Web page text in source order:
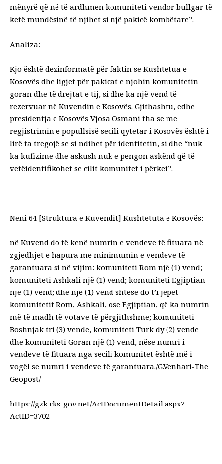
mënyrë që në të ardhmen komuniteti vendor bullgar të
ketë mundësinë të njihet si një pakicë kombëtare”.
Analiza:
Kjo është dezinformatë për faktin se Kushtetua e
Kosovës dhe ligjet për pakicat e njohin komunitetin
goran dhe të drejtat e tij, si dhe ka një vend të
rezervuar në Kuvendin e Kosovës. Gjithashtu, edhe
presidentja e Kosovës Vjosa Osmani tha se me
regjistrimin e popullsisë secili qytetar i Kosovës është i
lirë ta tregojë se si ndihet për identitetin, si dhe “nuk
ka kufizime dhe askush nuk e pengon askënd që të
vetëidentifikohet se cilit komunitet i përket”.
Neni 64 [Struktura e Kuvendit] Kushtetuta e Kosovës:
në Kuvend do të kenë numrin e vendeve të fituara në
zgjedhjet e hapura me minimumin e vendeve të
garantuara si në vijim: komuniteti Rom një (1) vend;
komuniteti Ashkali një (1) vend; komuniteti Egjiptian
një (1) vend; dhe një (1) vend shtesë do t’i jepet
komunitetit Rom, Ashkali, ose Egjiptian, që ka numrin
më të madh të votave të përgjithshme; komuniteti
Boshnjak tri (3) vende, komuniteti Turk dy (2) vende
dhe komuniteti Goran një (1) vend, nëse numri i
vendeve të fituara nga secili komunitet është më i
vogël se numri i vendeve të garantuara./G.Venhari-The
Geopost/
https://gzk.rks-gov.net/ActDocumentDetail.aspx?
ActID=3702